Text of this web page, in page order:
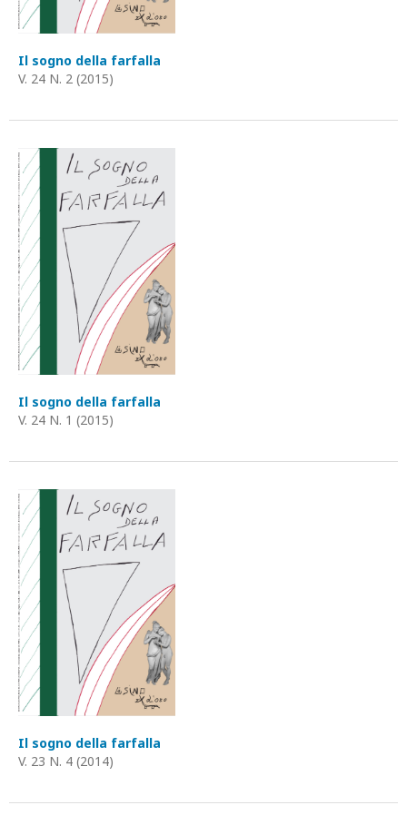
Il sogno della farfalla
V. 24 N. 2 (2015)
Il sogno della farfalla
V. 24 N. 1 (2015)
Il sogno della farfalla
V. 23 N. 4 (2014)